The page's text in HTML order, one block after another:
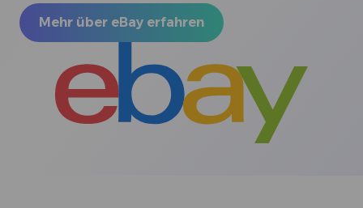
Mehr über eBay erfahren